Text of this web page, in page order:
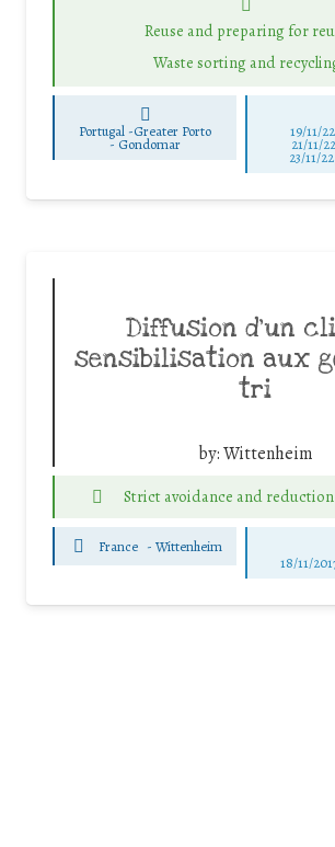
Reuse and preparing for
Waste sorting and
Portugal -Greater Porto
- Gondomar
19/11/
21/11/
23/11/
Diffusion d’un
sensibilisation aux
tri
by:Wittenheim
Strict avoidance and
France - Wittenheim
18/11/